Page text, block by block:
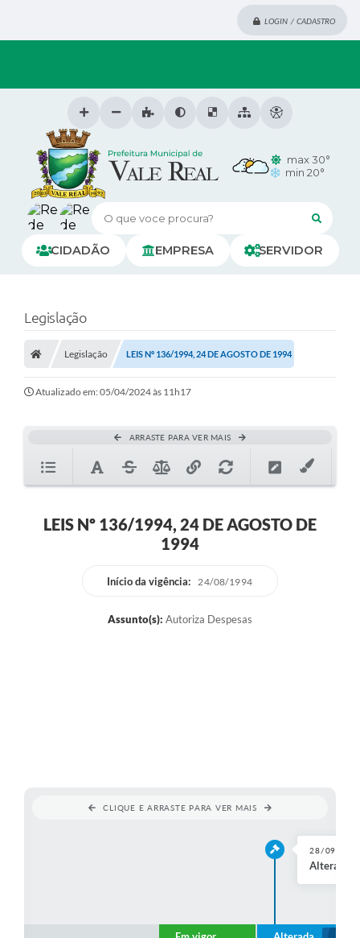
LOGIN / CADASTRO
O que voce procura?
CIDADÃO EMPRESA SERVIDOR
max 30°
min 20°
Legislação
Legislação LEIS Nº 136/1994, 24 DE AGOSTO DE 1994
Atualizado em: 05/04/2024 às 11h17
ARRASTE PARA VER MAIS
LEIS Nº 136/1994, 24 DE AGOSTO DE
1994
Início da vigência: 24/08/1994
Assunto(s): Autoriza Despesas
CLIQUE E ARRASTE PARA VER MAIS
28/09/
Alterada